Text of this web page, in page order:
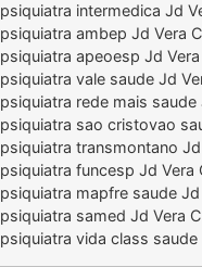
psiquiatra intermedica Jd
psiquiatra ambep Jd Vera
psiquiatra apeoesp Jd
psiquiatra vale saude Jd
psiquiatra rede mais saude
psiquiatra sao cristovao
psiquiatra transmontano
psiquiatra funcesp Jd Vera
psiquiatra mapfre saude Jd
psiquiatra samed Jd Vera
psiquiatra vida class saude